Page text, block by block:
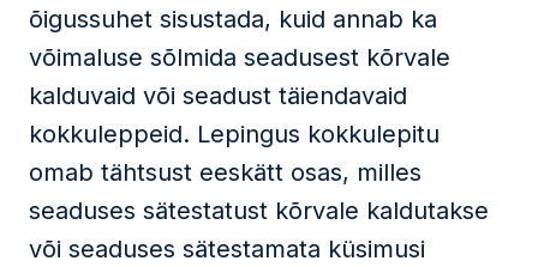
õigussuhet sisustada, kuid annab ka
võimaluse sõlmida seadusest kõrvale
kalduvaid või seadust täiendavaid
kokkuleppeid. Lepingus kokkulepitu
omab tähtsust eeskätt osas, milles
seaduses sätestatust kõrvale kaldutakse
või seaduses sätestamata küsimusi